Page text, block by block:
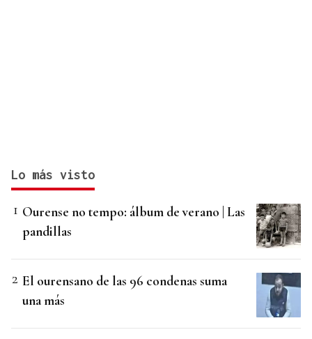
Lo más visto
Ourense no tempo: álbum de verano | Las
pandillas
El ourensano de las 96 condenas suma
una más